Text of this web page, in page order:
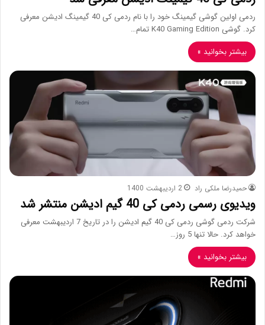
ردمی اولین گوشی گیمینگ خود را با نام ردمی کی 40 گیمینگ ادیشن معرفی
کرد. گوشی K40 Gaming Edition تمام…
بیشتر بخوانید »
حمیدرضا ملکی راد 2 اردیبهشت 1400
ویدیوی رسمی ردمی کی 40 گیم ادیشن منتشر شد
شرکت ردمی گوشی ردمی کی 40 گیم ادیشن را در تاریخ 7 اردیبهشت معرفی
خواهد کرد. حالا تنها 5 روز…
بیشتر بخوانید »